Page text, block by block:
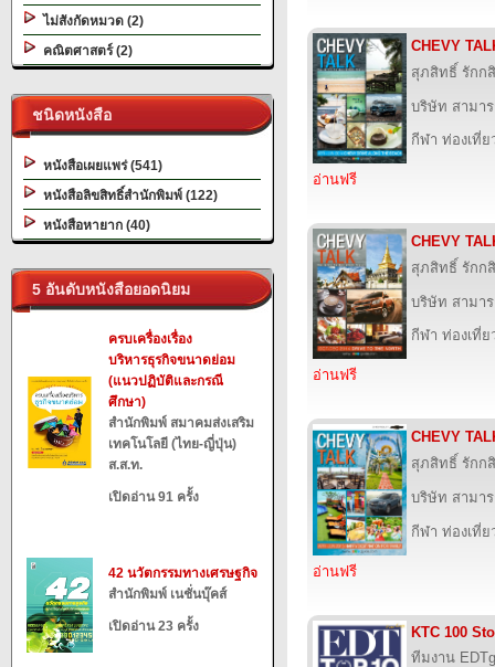
ไม่สังกัดหมวด (2)
คณิตศาสตร์ (2)
ชนิดหนังสือ
หนังสือเผยแพร่ (541)
หนังสือลิขสิทธิ์สำนักพิมพ์ (122)
หนังสือหายาก (40)
5 อันดับหนังสือยอดนิยม
ครบเครื่องเรื่อง
บริหารธุรกิจขนาดย่อม
(แนวปฏิบัติและกรณี
ศึกษา)
สำนักพิมพ์ สมาคมส่งเสริม
เทคโนโลยี (ไทย-ญี่ปุ่น)
ส.ส.ท.
เปิดอ่าน 91 ครั้ง
42 นวัตกรรมทางเศรษฐกิจ
สำนักพิมพ์ เนชั่นบุ๊คส์
เปิดอ่าน 23 ครั้ง
CHEVY
สุภสิทธิ์ รักก
บริษัท สามา
กีฬา ท่องเที่
อ่านฟรี
CHEVY
สุภสิทธิ์ รักก
บริษัท สามา
กีฬา ท่องเที่
อ่านฟรี
CHEVY
สุภสิทธิ์ รักก
บริษัท สามา
กีฬา ท่องเที่
อ่านฟรี
KTC 100
ทีมงาน